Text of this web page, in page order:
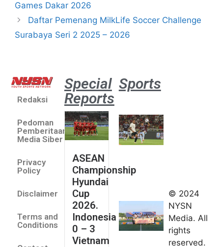
Games Dakar 2026
Daftar Pemenang MilkLife Soccer Challenge
Surabaya Seri 2 2025 – 2026
Redaksi
Pedoman
Pemberitaan
Media Siber
Privacy
Policy
Disclaimer
Terms and
Conditions
Special
Reports
ASEAN
Championship
Hyundai
Cup
2026.
Indonesia
0 – 3
Vietnam
Sports
umum
Kejurnas
Panahan
Junior di
Kudus
© 2024
NYSN
Media. All
rights
reserved.